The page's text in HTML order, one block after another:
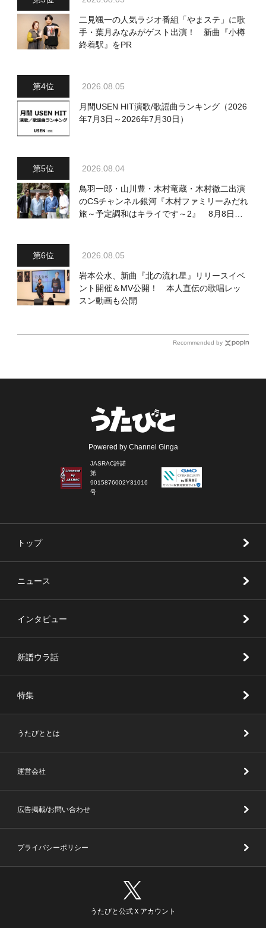
二見颯一の人気ラジオ番組「やまステ」に歌
手・葉月みなみがゲスト出演！ 新曲『小樽
終着駅』をPR
2026.08.05
月間USEN HIT演歌/歌謡曲ランキング（2026
年7月3日～2026年7月30日）
2026.08.04
鳥羽一郎・山川豊・木村竜蔵・木村徹二出演
のCSチャンネル銀河『木村ファミリーみだれ
旅～予定調和はキライです～2』 8月8日
2026.08.05
岩本公水、新曲『北の流れ星』リリースイベ
ント開催＆MV公開！ 本人直伝の歌唱レッ
スン動画も公開
Recommended by
Powered by Channel Ginga
JASRAC許諾
第
9015876002Y31016
号
トップ
ニュース
インタビュー
新譜ウラ話
特集
うたびととは
運営会社
広告掲載/お問い合わせ
プライバシーポリシー
うたびと公式Ｘアカウント